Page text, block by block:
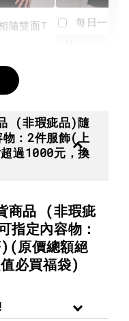
隨雙面T
-
每日一笑
加入購物車
(非瑕疵品)隨
：2件服飾(上
過1000元，換
商品 (非瑕疵
指定內容物：
原價總額絕
必買福袋)